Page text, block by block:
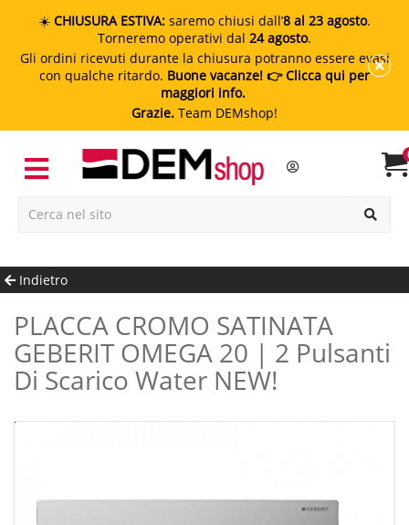
☀️ CHIUSURA ESTIVA: saremo chiusi dall’8 al 23 agosto.
Torneremo operativi dal 24 agosto.
Gli ordini ricevuti durante la chiusura potranno essere evasi
con qualche ritardo. Buone vacanze! 👉 Clicca qui per
maggiori info.
Grazie. Team DEMshop!
Indietro
PLACCA CROMO SATINATA
GEBERIT OMEGA 20 | 2 Pulsanti
Di Scarico Water NEW!